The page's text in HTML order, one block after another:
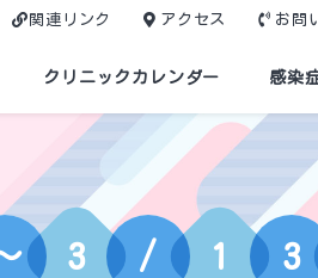
関連リンク アクセス お問
クリニックカレンダー 感染
3 / 1 3